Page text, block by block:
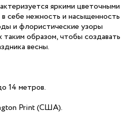
яркими цветочными
себе нежность и насыщенность
и флористические узоры
таким образом, чтобы создавать
весны.
14 метров.
Print (США).